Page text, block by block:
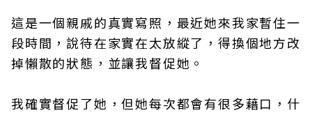
這是一個親戚的真實寫照，最近她來我家暫住一
段時間，說待在家實在太放縱了，得換個地方改
掉懶散的狀態，並讓我督促她。
我確實督促了她，但她每次都會有很多藉口，什